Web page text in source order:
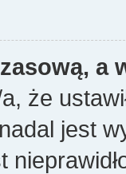
a
że
jest